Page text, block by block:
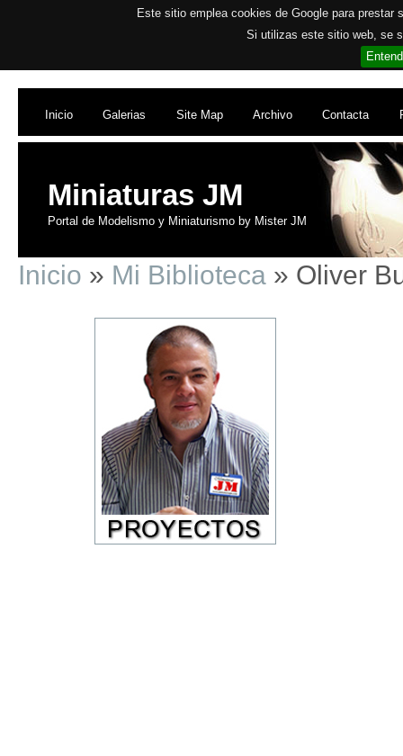
Este sitio emplea cookies de Google para
Si utilizas este sitio web, se
Inicio Galerias Site Map Archivo Contacta
Miniaturas JM
Portal de Modelismo y Miniaturismo by Mister JM
Inicio » Mi Biblioteca » Oliver